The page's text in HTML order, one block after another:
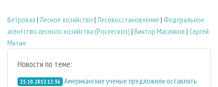
Ветровал |Лесное хозяйство |Лесовосстановление | Федеральное
агентство лесного хозяйства (Рослесхоз) | Виктор Масляков | Сергей
Митин
Новости по теме:
25.10.2012 12:36 Американские ученые предложили оставлять